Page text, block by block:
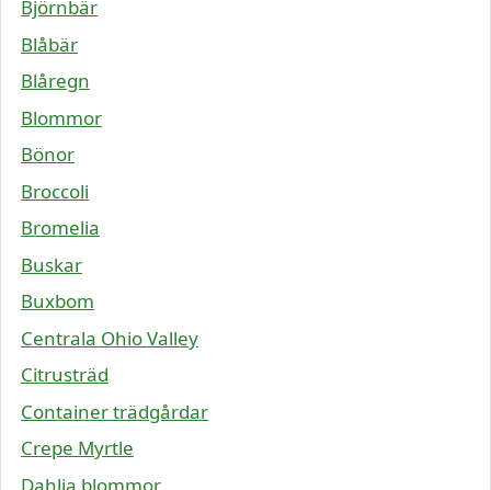
Björnbär
Blåbär
Blåregn
Blommor
Bönor
Broccoli
Bromelia
Buskar
Buxbom
Centrala Ohio Valley
Citrusträd
Container trädgårdar
Crepe Myrtle
Dahlia blommor